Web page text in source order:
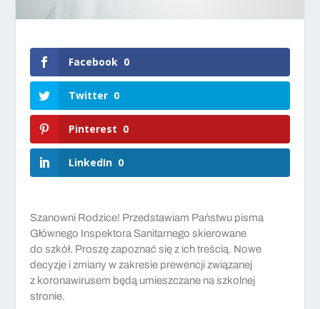
Facebook 0
Twitter 0
Pinterest 0
LinkedIn 0
Szanowni Rodzice! Przedstawiam Państwu pisma
Głównego Inspektora Sanitarnego skierowane
do szkół. Proszę zapoznać się z ich treścią. Nowe
decyzje i zmiany w zakresie prewencji związanej
z koronawirusem będą umieszczane na szkolnej
stronie.